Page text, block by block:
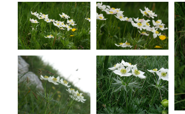
Anemone
narcissiflora
Anemone
narcissiflora
Anemone
narcissiflora
Anemone
narcissiflora